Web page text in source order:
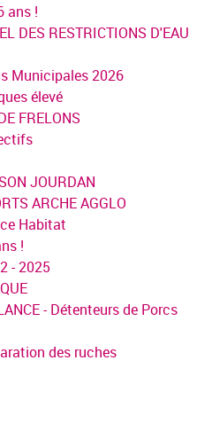
ans !
DES RESTRICTIONS D'EAU
Municipales 2026
élevé
FRELONS
JOURDAN
ARCHE AGGLO
Habitat
!
- 2025
- Détenteurs de Porcs
des ruches